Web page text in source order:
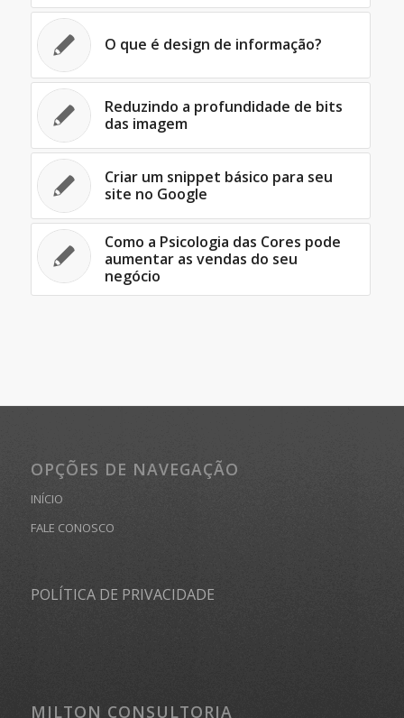
O que é design de informação?
Reduzindo a profundidade de bits
das imagem
Criar um snippet básico para seu
site no Google
Como a Psicologia das Cores pode
aumentar as vendas do seu
negócio
OPÇÕES DE NAVEGAÇÃO
INÍCIO
FALE CONOSCO
POLÍTICA DE PRIVACIDADE
MILTON CONSULTORIA